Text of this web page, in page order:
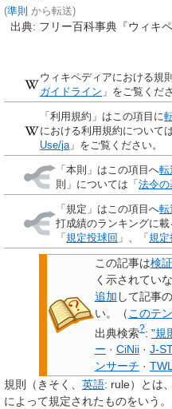
(準則 から転送)
出典: フリー百科事典『ウィキ
ウィキペディアにおける規
ガイドライン 」をご覧くだ
「利用規約 」はこの項目に
における利用規約について
Use/ja」をご覧ください。
「本則 」はこの項目へ転
則」については「法令の
「 規定 」はこの項目へ転
打成績のランキングに
「規定投球回 」、「規定
この記事は検
く示されてい
追加 して記事
い。
（ このテ
出典検索?: "規
ー · CiNii · J-
ンサーチ · TWL
規則
（きそく、 英語: rule）とは、
によって規定されたものをいう。